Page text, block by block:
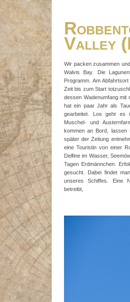
Valley
Wir packen zusammen
Walvis Bay. Die
Programm. Am
Zeit bis zum Start
dessen Wadenumfang mit
hat ein paar Jahr als
gearbeitet. Los geht es
Muschel- und
kommen an Bord,
später der Zeitung
eine Touristin von einer
Delfine im Wasser,
Tagen Erdmännchen.
gesucht. Dabei findet
unseres Schiffes. Eine
betreibt,